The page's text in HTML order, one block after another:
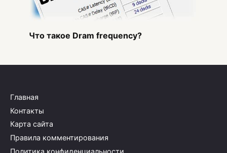
Что такое Dram frequency?
Главная
Контакты
Карта сайта
Правила комментирования
Политика конфиденциальности